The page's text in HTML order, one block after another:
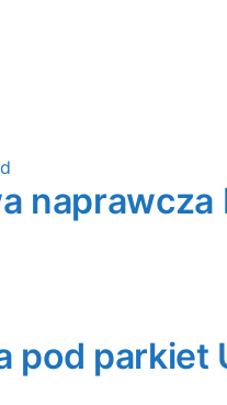
naprawcza
pod parkiet